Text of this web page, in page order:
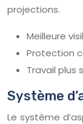
projections.
Meilleure
Protection
Travail plus
Système
Le système